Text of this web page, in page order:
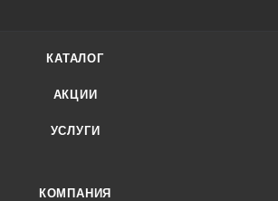
КАТАЛОГ
АКЦИИ
УСЛУГИ
КОМПАНИЯ